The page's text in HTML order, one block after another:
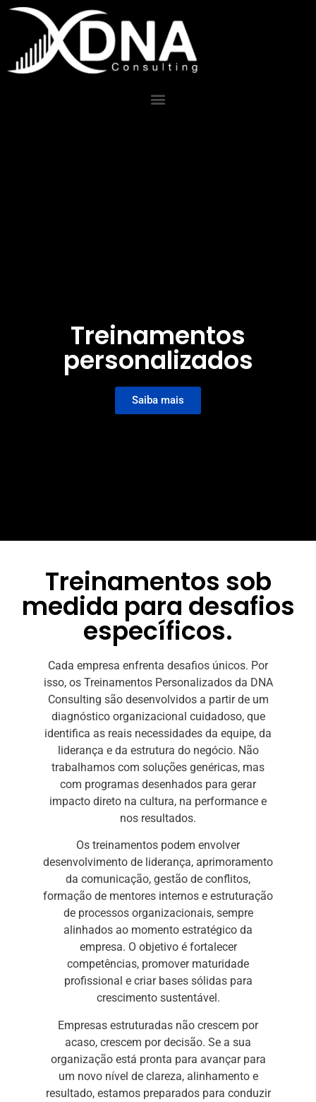
Treinamentos
personalizados
Saiba mais
Treinamentos sob
medida para desafios
específicos.
Cada empresa enfrenta desafios únicos. Por
isso, os Treinamentos Personalizados da DNA
Consulting são desenvolvidos a partir de um
diagnóstico organizacional cuidadoso, que
identifica as reais necessidades da equipe, da
liderança e da estrutura do negócio. Não
trabalhamos com soluções genéricas, mas
com programas desenhados para gerar
impacto direto na cultura, na performance e
nos resultados.
Os treinamentos podem envolver
desenvolvimento de liderança, aprimoramento
da comunicação, gestão de conflitos,
formação de mentores internos e estruturação
de processos organizacionais, sempre
alinhados ao momento estratégico da
empresa. O objetivo é fortalecer
competências, promover maturidade
profissional e criar bases sólidas para
crescimento sustentável.
Empresas estruturadas não crescem por
acaso, crescem por decisão. Se a sua
organização está pronta para avançar para
um novo nível de clareza, alinhamento e
resultado, estamos preparados para conduzir